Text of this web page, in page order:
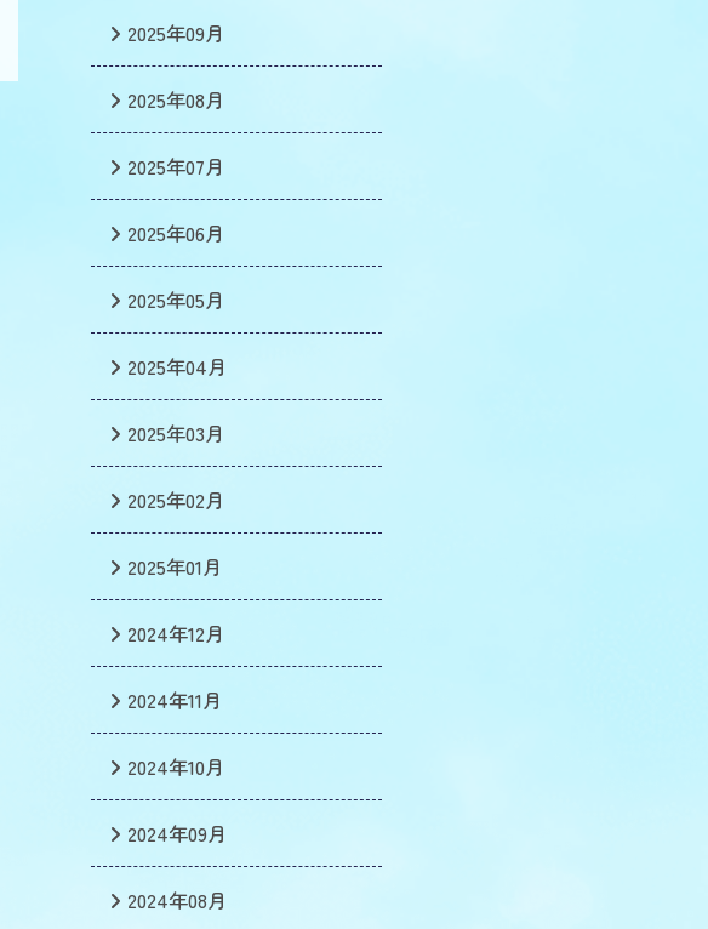
2025年09月
2025年08月
2025年07月
2025年06月
2025年05月
2025年04月
2025年03月
2025年02月
2025年01月
2024年12月
2024年11月
2024年10月
2024年09月
2024年08月